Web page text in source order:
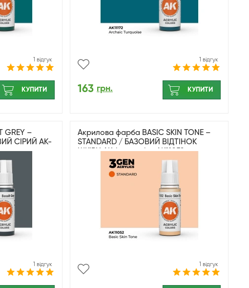
1 відгук
КУПИТИ
1 відгук
163 грн. КУПИТИ
GREY –
СІРИЙ AK-
1 відгук
Акрилова фарба BASIC SKIN TONE –
STANDARD / БАЗОВИЙ ВІДТІНОК
ШКІРИ AK-interactive AK11052
1 відгук